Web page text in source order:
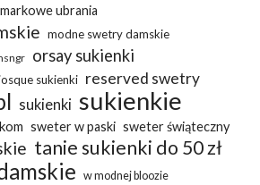
markowe ubrania
modne swetry damskie
orsay sukienki
sukienki reserved swetry
sukienki sukienkie
sweter w paski sweter świąteczny
tanie sukienki do 50 zł
w modnej bloozie